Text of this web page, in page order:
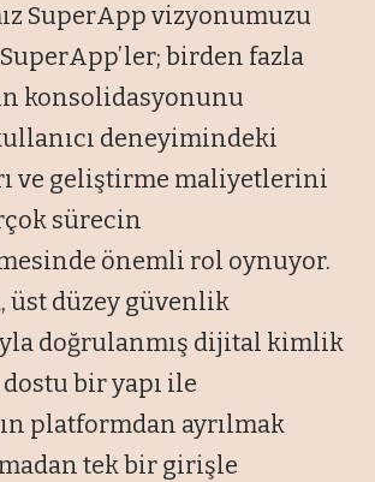
SuperApp vizyonumuzu
birden fazla
konsolidasyonunu
deneyimindeki
ve geliştirme maliyetlerini
sürecin
önemli rol oynuyor.
üst düzey güvenlik
doğrulanmış dijital kimlik
bir yapı ile
platformdan ayrılmak
tek bir girişle